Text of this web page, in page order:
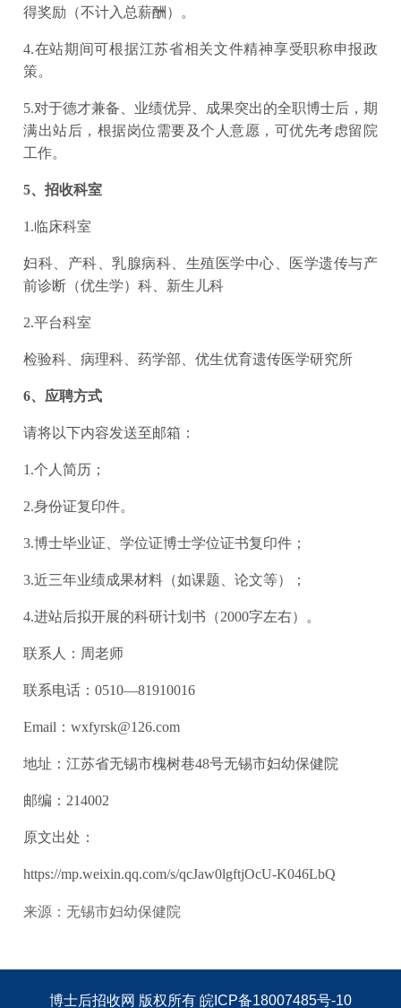
得奖励（不计入总薪酬）。
4.在站期间可根据江苏省相关文件精神享受职称申报政
策。
5.对于德才兼备、业绩优异、成果突出的全职博士后，期
满出站后，根据岗位需要及个人意愿，可优先考虑留院
工作。
5、招收科室
1.临床科室
妇科、产科、乳腺病科、生殖医学中心、医学遗传与产
前诊断（优生学）科、新生儿科
2.平台科室
检验科、病理科、药学部、优生优育遗传医学研究所
6、应聘方式
请将以下内容发送至邮箱：
1.个人简历；
2.身份证复印件。
3.博士毕业证、学位证博士学位证书复印件；
3.近三年业绩成果材料（如课题、论文等）；
4.进站后拟开展的科研计划书（2000字左右）。
联系人：周老师
联系电话：0510—81910016
Email：wxfyrsk@126.com
地址：江苏省无锡市槐树巷48号无锡市妇幼保健院
邮编：214002
原文出处：
https://mp.weixin.qq.com/s/qcJaw0lgftjOcU-K046LbQ
来源：无锡市妇幼保健院
博士后招收网 版权所有 皖ICP备18007485号-10